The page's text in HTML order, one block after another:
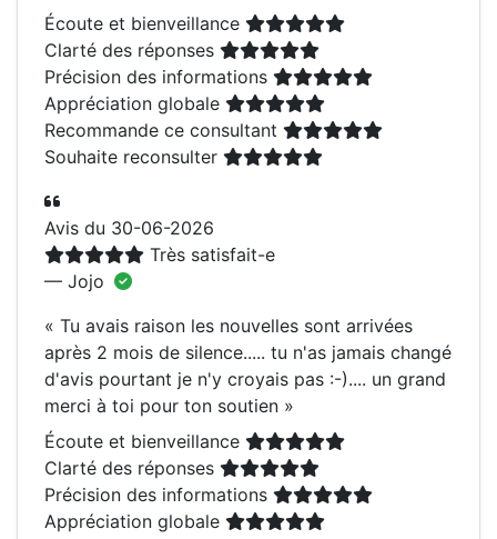
Écoute et bienveillance
Clarté des réponses
Précision des informations
Appréciation globale
Recommande ce consultant
Souhaite reconsulter
Avis du 30-06-2026
Très satisfait-e
— Jojo
« Tu avais raison les nouvelles sont arrivées
après 2 mois de silence..... tu n'as jamais changé
d'avis pourtant je n'y croyais pas :-).... un grand
merci à toi pour ton soutien »
Écoute et bienveillance
Clarté des réponses
Précision des informations
Appréciation globale